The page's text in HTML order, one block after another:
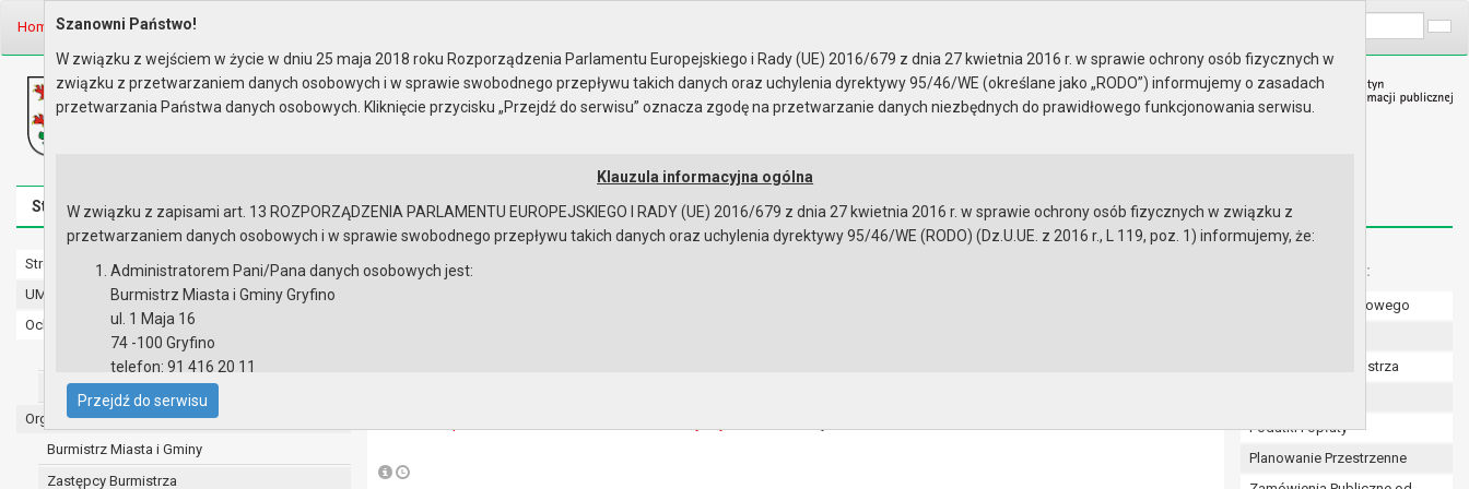
Home Prawo lokalne Sprawozdania Burmistrza od 29...
Biuletyn Informacji Publicznej
Urząd Miasta i Gminy w Gryfinie
Strona główna Mapa serwisu Aktualności Redakcja Instrukcja korzystania Dostępność
Strona główna
UMiG - telefony wewnętrzne
Ochrona danych osobowych
Urząd Miasta i Gminy w Gryfinie
Straż Miejska
Organy
Burmistrz Miasta i Gminy
Zastępcy Burmistrza
Sprawozdania Burmistrza od 29.10.2014 Menu dodatkowe:
Numer konta bankowego
Zarządzenia Burmistrza
Podatki i opłaty
Planowanie Przestrzenne
Szanowni Państwo!
W związku z wejściem w życie w dniu 25 maja 2018 roku Rozporządzenia Parlamentu Europejskiego i Rady (UE) 2016/679 z dnia 27 kwietnia 2016 r. w sprawie ochrony osób fizycznych w
związku z przetwarzaniem danych osobowych i w sprawie swobodnego przepływu takich danych oraz uchylenia dyrektywy 95/46/WE (określane jako „RODO”) informujemy o zasadach
przetwarzania Państwa danych osobowych. Kliknięcie przycisku „Przejdź do serwisu” oznacza zgodę na przetwarzanie danych niezbędnych do prawidłowego funkcjonowania serwisu.
Klauzula informacyjna ogólna
W związku z zapisami art. 13 ROZPORZĄDZENIA PARLAMENTU EUROPEJSKIEGO I RADY (UE) 2016/679 z dnia 27 kwietnia 2016 r. w sprawie ochrony osób fizycznych w związku z
przetwarzaniem danych osobowych i w sprawie swobodnego przepływu takich danych oraz uchylenia dyrektywy 95/46/WE (RODO) (Dz.U.UE. z 2016 r., L 119, poz. 1) informujemy, że:
Administratorem Pani/Pana danych osobowych jest:
Burmistrz Miasta i Gminy Gryfino
ul. 1 Maja 16
74 -100 Gryfino
telefon: 91 416 20 11
e-mail:
burmistrz@gryfino.pl
Dane kontaktowe Inspektora Ochrony Danych:
e-mail:iod@gryfino.pl
Przejdź do serwisu